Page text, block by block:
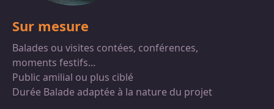
Sur mesure
Balades ou visites contées, conférences,
moments festifs...
Public amilial ou plus ciblé
Durée Balade adaptée à la nature du projet